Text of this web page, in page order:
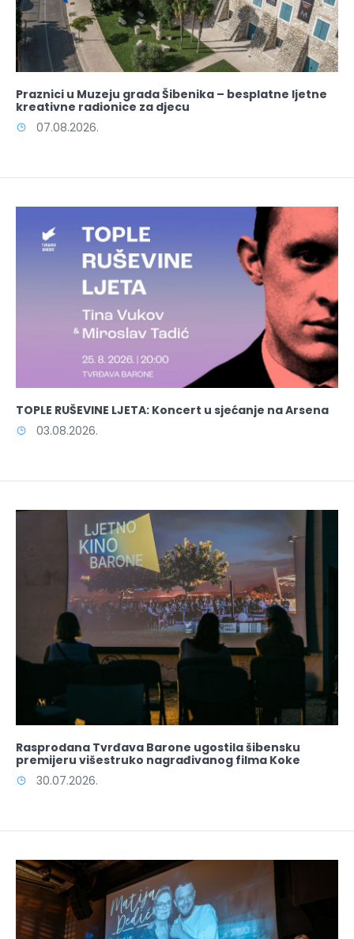
Praznici u Muzeju grada Šibenika – besplatne ljetne
kreativne radionice za djecu
07.08.2026.
TOPLE RUŠEVINE LJETA: Koncert u sjećanje na Arsena
03.08.2026.
Rasprodana Tvrđava Barone ugostila šibensku
premijeru višestruko nagrađivanog filma Koke
30.07.2026.